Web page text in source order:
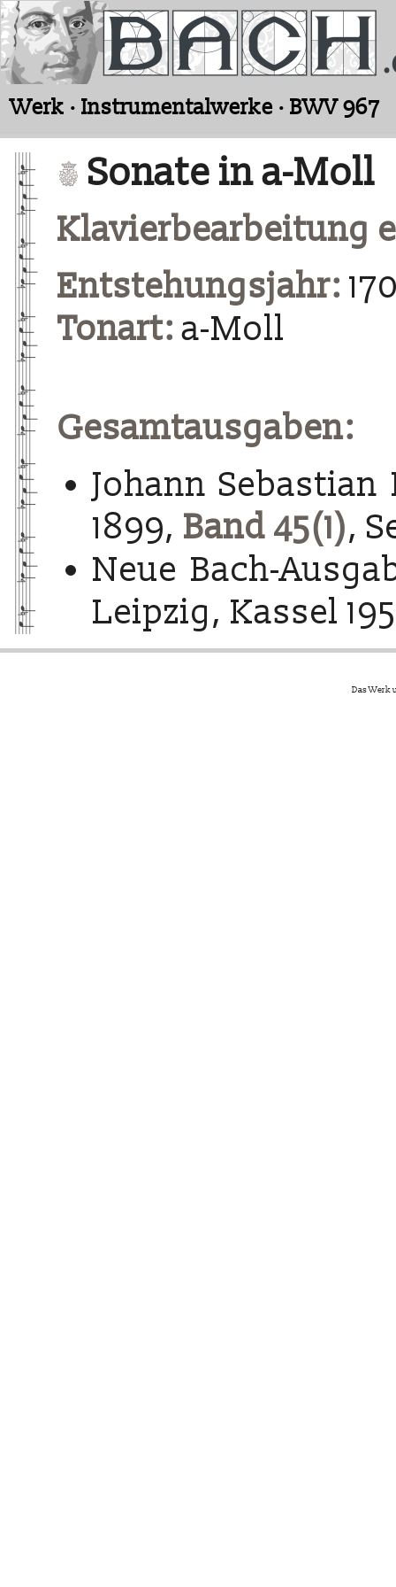
Werk · Instrumentalwerke · BWV 967
Sonate in a-Moll
Klavierbearbeitung
Entstehungsjahr:
Tonart: a-Moll
Gesamtausgaben:
Johann Sebastian
1899, Band 45(1),
Neue Bach-
Leipzig, Kassel
Das Werk